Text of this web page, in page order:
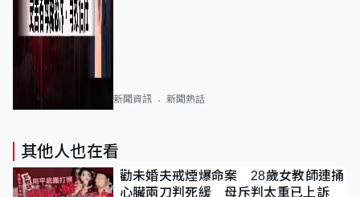
新聞資訊 新聞熱話
其他人也在看
勸未婚夫戒煙爆命案 28歲女教師連捅
心臟兩刀判死緩 母斥判太重已上訴